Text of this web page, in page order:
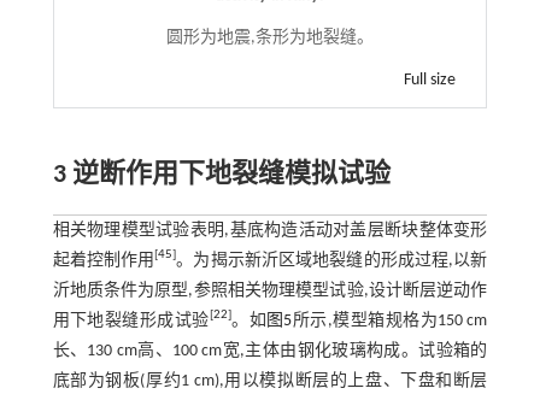
圆形为地震,条形为地裂缝。
Full size
3 逆断作用下地裂缝模拟试验
相关物理模型试验表明,基底构造活动对盖层断块整体变形
起着控制作用 [45 。为揭示新沂区域地裂缝的形成过程,以新
沂地质条件为原型,参照相关物理模型试验,设计断层逆动作
用下地裂缝形成试验 22 。如 图5所示,模型箱规格为150 cm
长、130 cm高、100 cm宽,主体由钢化玻璃构成。试验箱的
底部为钢板(厚约1 cm),用以模拟断层的上盘、下盘和断层